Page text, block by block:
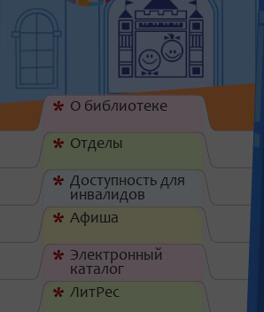
* О библиотеке
* Отделы
* Доступность для
инвалидов
* Афиша
* Электронный
каталог
* ЛитРес